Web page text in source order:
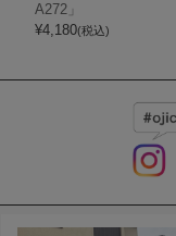
A272」
¥4,180(税込)